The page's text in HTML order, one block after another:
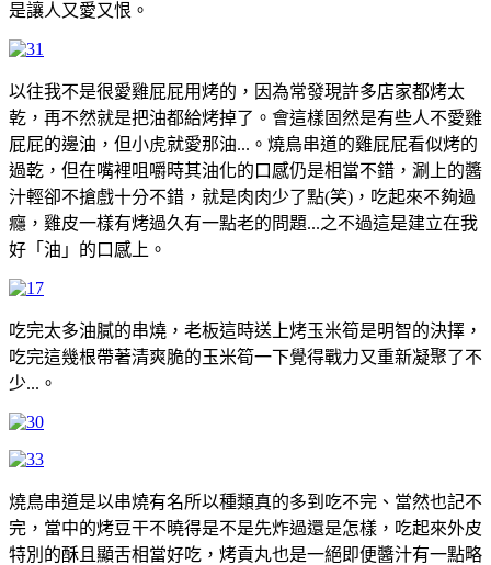
是讓人又愛又恨。
以往我不是很愛雞屁屁用烤的，因為常發現許多店家都烤太
乾，再不然就是把油都給烤掉了。會這樣固然是有些人不愛雞
屁屁的邊油，但小虎就愛那油...。燒鳥串道的雞屁屁看似烤的
過乾，但在嘴裡咀嚼時其油化的口感仍是相當不錯，涮上的醬
汁輕卻不搶戲十分不錯，就是肉肉少了點(笑)，吃起來不夠過
癮，雞皮一樣有烤過久有一點老的問題...之不過這是建立在我
好「油」的口感上。
吃完太多油膩的串燒，老板這時送上烤玉米筍是明智的決擇，
吃完這幾根帶著清爽脆的玉米筍一下覺得戰力又重新凝聚了不
少...。
燒鳥串道是以串燒有名所以種類真的多到吃不完、當然也記不
完，當中的烤豆干不曉得是不是先炸過還是怎樣，吃起來外皮
特別的酥且顯舌相當好吃，烤貢丸也是一絕即便醬汁有一點略